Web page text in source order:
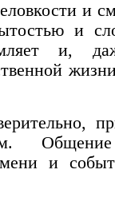
и
и
и,
и